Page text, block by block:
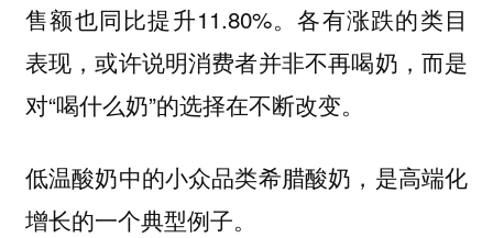
售额也同比提升11.80%。各有涨跌的类目
表现，或许说明消费者并非不再喝奶，而是
对“喝什么奶”的选择在不断改变。
低温酸奶中的小众品类希腊酸奶，是高端化
增长的一个典型例子。